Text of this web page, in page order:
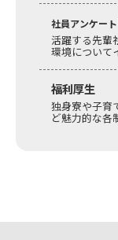
社員アンケート
活躍する先輩
環境について
福利厚生
独身寮や子育
ど魅力的な各